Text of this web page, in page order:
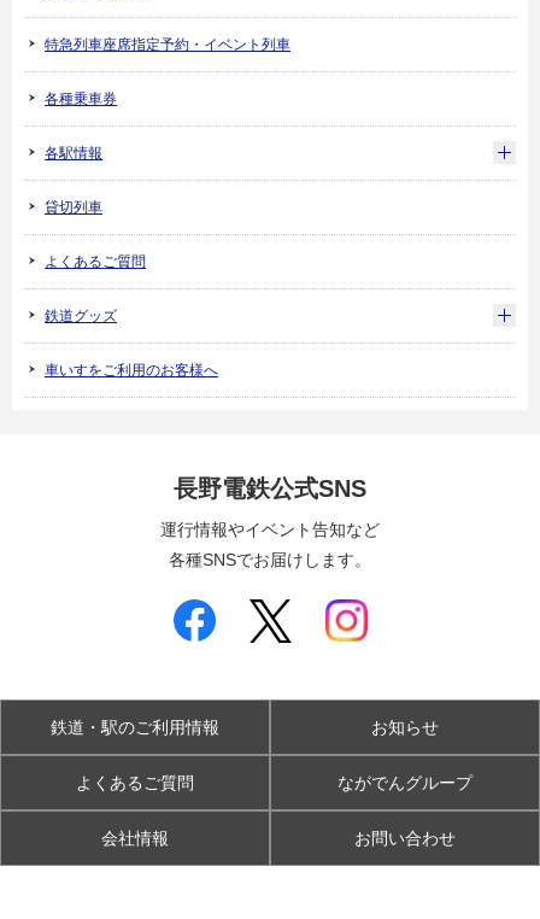
特急列車座席指定予約・イベント列車
各種乗車券
各駅情報
貸切列車
よくあるご質問
鉄道グッズ
車いすをご利用のお客様へ
長野電鉄公式SNS
運行情報やイベント告知など
各種SNSでお届けします。
鉄道・駅のご利用情報 お知らせ
よくあるご質問 ながでんグループ
会社情報 お問い合わせ